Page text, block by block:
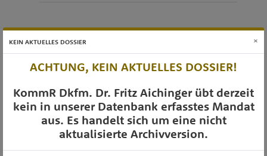
DIVERSES
OTS-AUSSENDUNGEN
KEIN AKTUELLES DOSSIER ×
ACHTUNG, KEIN AKTUELLES DOSSIER!
KommR Dkfm. Dr. Fritz Aichinger übt derzeit
kein in unserer Datenbank erfasstes Mandat
aus. Es handelt sich um eine nicht
aktualisierte Archivversion.